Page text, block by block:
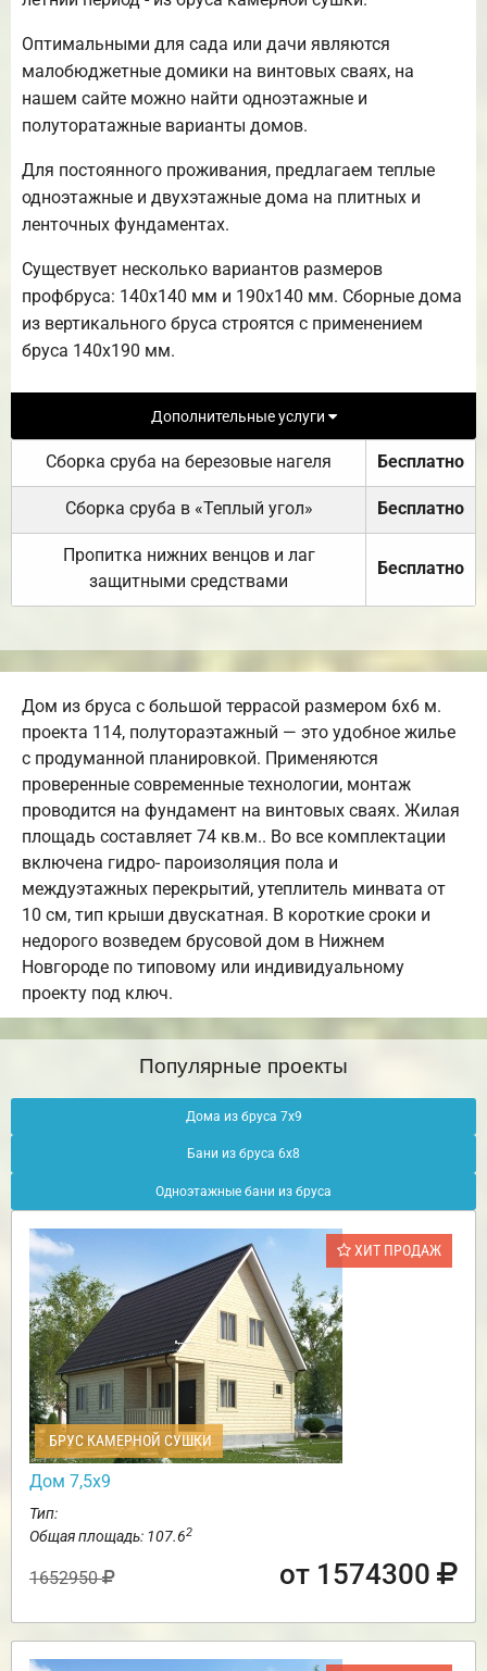
Оптимальными для сада или дачи являются
малобюджетные домики на винтовых сваях, на
нашем сайте можно найти одноэтажные и
полуторатажные варианты домов.
Для постоянного проживания, предлагаем теплые
одноэтажные и двухэтажные дома на плитных и
ленточных фундаментах.
Существует несколько вариантов размеров
профбруса: 140х140 мм и 190х140 мм. Сборные дома
из вертикального бруса строятся с применением
бруса 140х190 мм.
Дополнительные услуги
Сборка сруба на березовые нагеля Бесплатно
Сборка сруба в «Теплый угол» Бесплатно
Пропитка нижних венцов и лаг
защитными средствами
Бесплатно
Дом из бруса с большой террасой размером 6х6 м.
проекта 114, полутораэтажный — это удобное жилье
с продуманной планировкой. Применяются
проверенные современные технологии, монтаж
проводится на фундамент на винтовых сваях. Жилая
площадь составляет 74 кв.м.. Во все комплектации
включена гидро- пароизоляция пола и
междуэтажных перекрытий, утеплитель минвата от
10 см, тип крыши двускатная. В короткие сроки и
недорого возведем брусовой дом в Нижнем
Новгороде по типовому или индивидуальному
проекту под ключ.
Популярные проекты
Дома из бруса 7х9
Бани из бруса 6х8
Одноэтажные бани из бруса
ХИТ ПРОДАЖ
БРУС КАМЕРНОЙ СУШКИ
Дом 7,5х9
Тип:
Общая площадь: 107.62
1652950 от 1574300